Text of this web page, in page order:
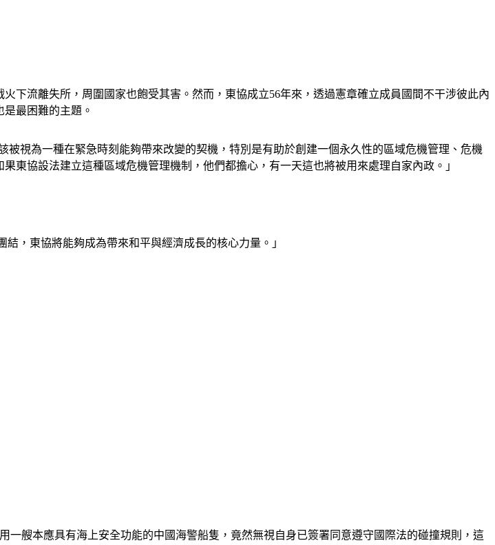
下流離失所，周圍國家也飽受其害。然而，東協成立56年來，透過憲章確立成員國間不干涉彼此內
最困難的主題。
視為一種在緊急時刻能夠帶來改變的契機，特別是有助於創建一個永久性的區域危機管理、危機
東協設法建立這種區域危機管理機制，他們都擔心，有一天這也將被用來處理自家內政。」
，東協將能夠成為帶來和平與經濟成長的核心力量。」
一艘本應具有海上安全功能的中國海警船隻，竟然無視自身已簽署同意遵守國際法的碰撞規則，這